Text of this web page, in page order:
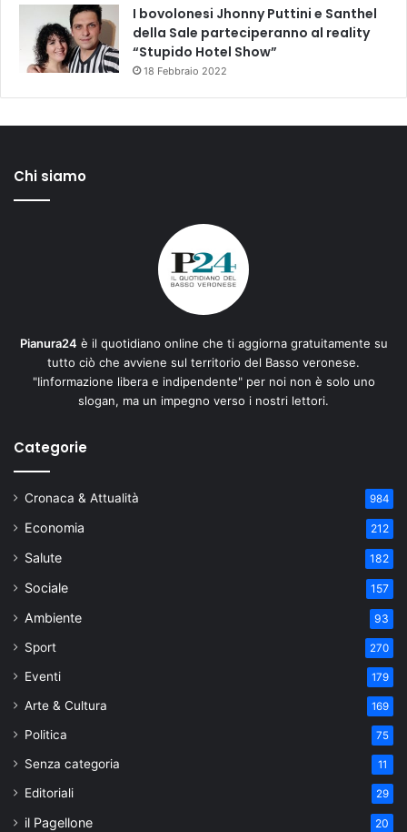
I bovolonesi Jhonny Puttini e Santhel
della Sale parteciperanno al reality
“Stupido Hotel Show”
18 Febbraio 2022
Chi siamo
Pianura24 è il quotidiano online che ti aggiorna gratuitamente su
tutto ciò che avviene sul territorio del Basso veronese.
"Iinformazione libera e indipendente" per noi non è solo uno
slogan, ma un impegno verso i nostri lettori.
Categorie
Cronaca & Attualità 984
Economia 212
Salute 182
Sociale 157
Ambiente 93
Sport 270
Eventi 179
Arte & Cultura 169
Politica 75
Senza categoria 11
Editoriali 29
il Pagellone 20